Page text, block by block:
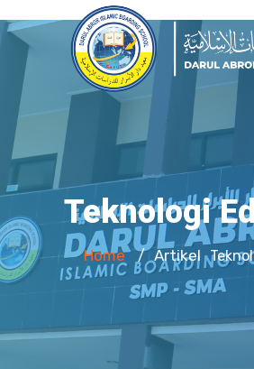
Teknologi
Home / Artikel